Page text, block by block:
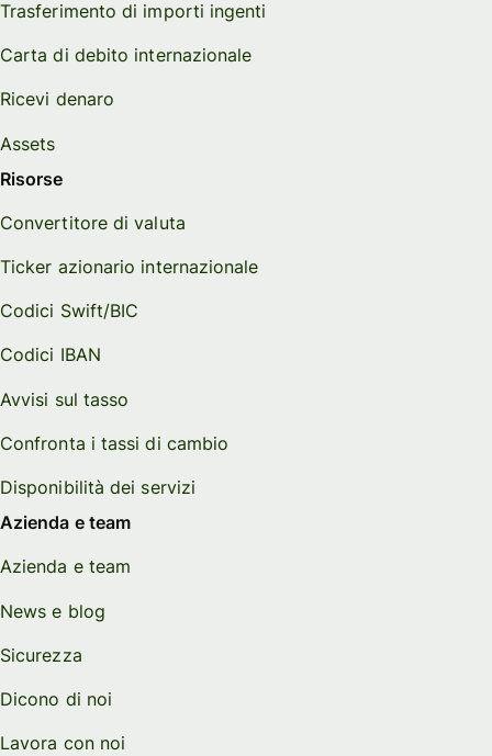
Trasferimento di importi ingenti
Carta di debito internazionale
Ricevi denaro
Assets
Risorse
Convertitore di valuta
Ticker azionario internazionale
Codici Swift/BIC
Codici IBAN
Avvisi sul tasso
Confronta i tassi di cambio
Disponibilità dei servizi
Azienda e team
Azienda e team
News e blog
Sicurezza
Dicono di noi
Lavora con noi